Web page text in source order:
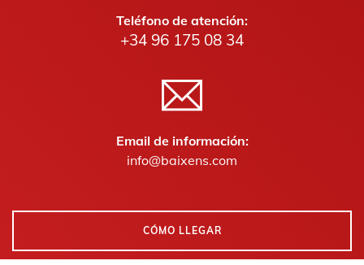
Teléfono de atención:
+34 96 175 08 34
Email de información:
info@baixens.com
CÓMO LLEGAR